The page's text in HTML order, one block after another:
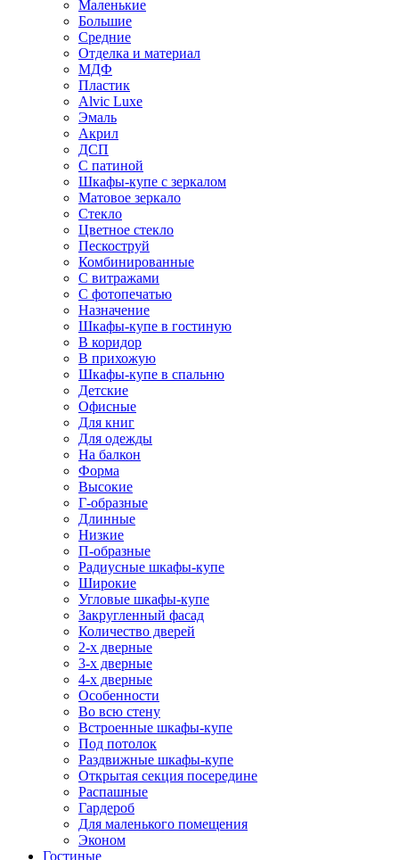
Маленькие
Большие
Средние
Отделка и материал
МДФ
Пластик
Alvic Luxe
Эмаль
Акрил
ДСП
С патиной
Шкафы-купе с зеркалом
Матовое зеркало
Стекло
Цветное стекло
Пескоструй
Комбинированные
С витражами
С фотопечатью
Назначение
Шкафы-купе в гостиную
В коридор
В прихожую
Шкафы-купе в спальню
Детские
Офисные
Для книг
Для одежды
На балкон
Форма
Высокие
Г-образные
Длинные
Низкие
П-образные
Радиусные шкафы-купе
Широкие
Угловые шкафы-купе
Закругленный фасад
Количество дверей
2-х дверные
3-х дверные
4-х дверные
Особенности
Во всю стену
Встроенные шкафы-купе
Под потолок
Раздвижные шкафы-купе
Открытая секция посередине
Распашные
Гардероб
Для маленького помещения
Эконом
Гостиные